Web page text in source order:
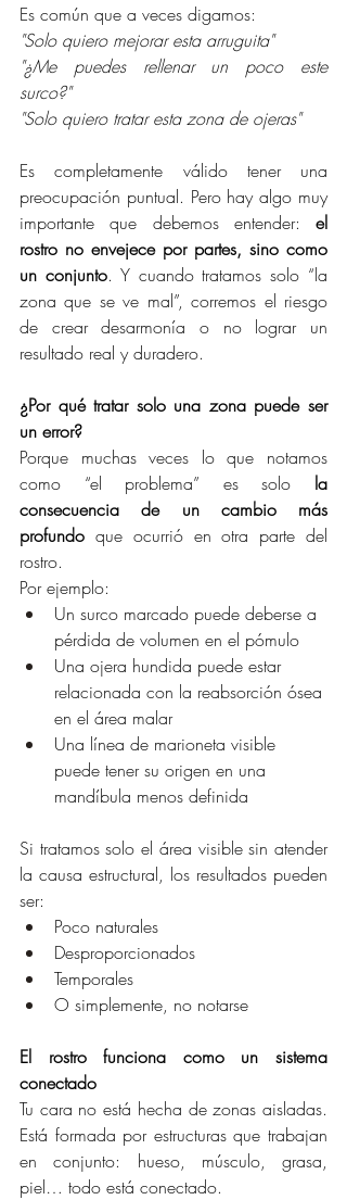
Es común que a veces digamos:
"Solo quiero mejorar esta arruguita"
"¿Me puedes rellenar un poco este
surco?"
"Solo quiero tratar esta zona de ojeras"
Es completamente válido tener una
preocupación puntual. Pero hay algo muy
importante que debemos entender: el
rostro no envejece por partes, sino como
un conjunto. Y cuando tratamos solo “la
zona que se ve mal”, corremos el riesgo
de crear desarmonía o no lograr un
resultado real y duradero.
¿Por qué tratar solo una zona puede ser
un error?
Porque muchas veces lo que notamos
como “el problema” es solo la
consecuencia de un cambio más
profundo que ocurrió en otra parte del
rostro.
Por ejemplo:
Un surco marcado puede deberse a
pérdida de volumen en el pómulo
Una ojera hundida puede estar
relacionada con la reabsorción ósea
en el área malar
Una línea de marioneta visible
puede tener su origen en una
mandíbula menos definida
Si tratamos solo el área visible sin atender
la causa estructural, los resultados pueden
ser:
Poco naturales
Desproporcionados
Temporales
O simplemente, no notarse
El rostro funciona como un sistema
conectado
Tu cara no está hecha de zonas aisladas.
Está formada por estructuras que trabajan
en conjunto: hueso, músculo, grasa,
piel… todo está conectado.